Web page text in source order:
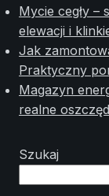
Mycie cegły –
elewacji i
Jak
Praktyczny
Magazyn
realne
Szukaj